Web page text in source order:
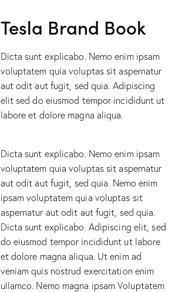
Tesla Brand Book
Dicta sunt explicabo. Nemo enim ipsam
voluptatem quia voluptas sit aspernatur
aut odit aut fugit, sed quia. Adipiscing
elit sed do eiusmod tempor incididunt ut
labore et dolore magna aliqua.
Dicta sunt explicabo. Nemo enim ipsam
voluptatem quia voluptas sit aspernatur
aut odit aut fugit, sed quia. Nemo enim
ipsam voluptatem quia voluptas sit
aspernatur aut odit aut fugit, sed quia.
Dicta sunt explicabo. Adipiscing elit, sed
do eiusmod tempor incididunt ut labore
et dolore magna aliqua. Ut enim ad
veniam quis nostrud exercitation enim
ullamco. Nemo magna ipsamVoluptatem